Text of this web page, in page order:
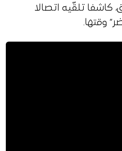
كاشفا تلقّيه اتصالا
وقتها.